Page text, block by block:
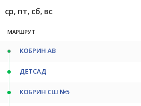
ср, пт, сб, вс
МАРШРУТ
КОБРИН АВ
ДЕТСАД
КОБРИН СШ №5